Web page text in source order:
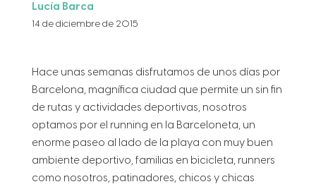
Lucía Barca
14 de diciembre de 2015
Hace unas semanas disfrutamos de unos días por
Barcelona, magnífica ciudad que permite un sin fin
de rutas y actividades deportivas, nosotros
optamos por el running en la Barceloneta, un
enorme paseo al lado de la playa con muy buen
ambiente deportivo, familias en bicicleta, runners
como nosotros, patinadores, chicos y chicas